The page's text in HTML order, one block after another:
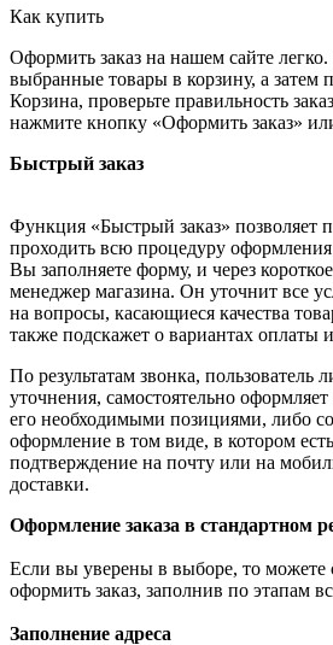
Как купить
Оформить заказ на нашем сайте легко.
выбранные товары в корзину, а затем
Корзина, проверьте правильность
нажмите кнопку «Оформить заказ»
Быстрый заказ
Функция «Быстрый заказ» позволяет
проходить всю процедуру оформления
Вы заполняете форму, и через
менеджер магазина. Он уточнит все
на вопросы, касающиеся качества
также подскажет о вариантах оплаты
По результатам звонка, пользователь
уточнения, самостоятельно оформляет
его необходимыми позициями, либо
оформление в том виде, в котором
подтверждение на почту или на
доставки.
Оформление заказа в стандартном
Если вы уверены в выборе, то можете
оформить заказ, заполнив по этапам
Заполнение адреса